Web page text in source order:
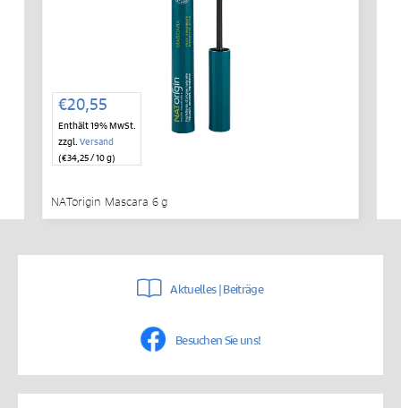
€20,55
Enthält 19% MwSt.
zzgl. Versand
(€34,25/ 10 g)
NATorigin Mascara 6 g
Aktuelles | Beiträge
Besuchen Sie uns!